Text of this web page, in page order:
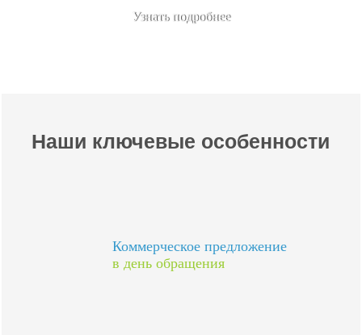
Узнать подробнее
Наши ключевые особенности
Коммерческое предложение
в день обращения